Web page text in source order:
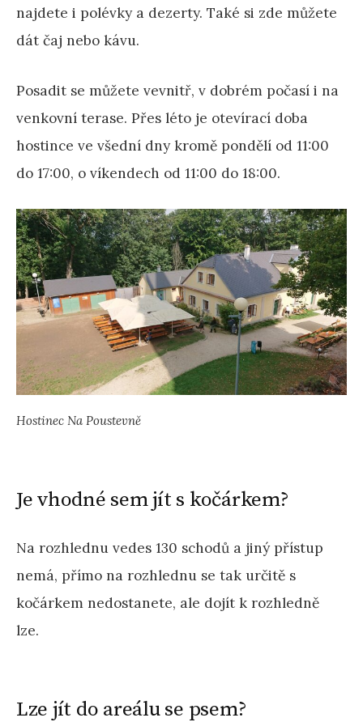
najdete i polévky a dezerty. Také si zde můžete
dát čaj nebo kávu.
Posadit se můžete vevnitř, v dobrém počasí i na
venkovní terase. Přes léto je otevírací doba
hostince ve všední dny kromě pondělí od 11:00
do 17:00, o víkendech od 11:00 do 18:00.
Hostinec Na Poustevně
Je vhodné sem jít s kočárkem?
Na rozhlednu vedes 130 schodů a jiný přístup
nemá, přímo na rozhlednu se tak určitě s
kočárkem nedostanete, ale dojít k rozhledně
lze.
Lze jít do areálu se psem?